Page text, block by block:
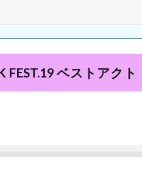
FEST.19 ベストアクト